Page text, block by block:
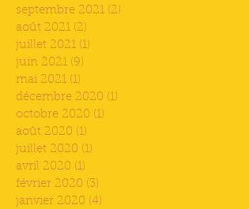
septembre 2021 (2)
août 2021 (2)
juillet 2021 (1)
juin 2021 (9)
mai 2021 (1)
décembre 2020 (1)
octobre 2020 (1)
août 2020 (1)
juillet 2020 (1)
avril 2020 (1)
février 2020 (3)
janvier 2020 (4)